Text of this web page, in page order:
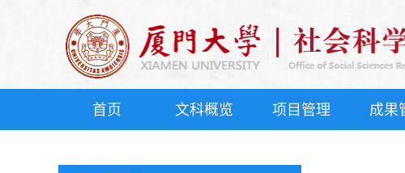
首页 文科概览 项目管理 成果